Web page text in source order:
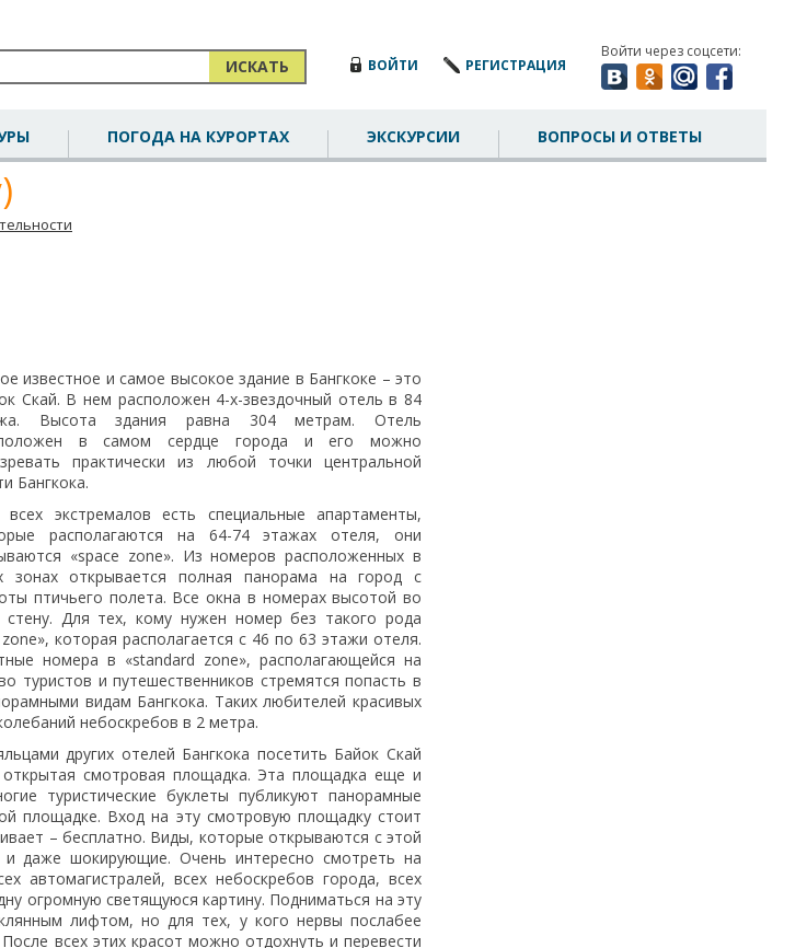
ИСКАТЬ ВОЙТИ РЕГИСТРАЦИЯ
Войти через соцсети:
ПОГОДА НА КУРОРТАХ ЭКСКУРСИИ ВОПРОСЫ И ОТВЕТЫ
известное и самое высокое здание в Бангкоке – это
Скай. В нем расположен 4-х-звездочный отель в 84
Высота здания равна 304 метрам. Отель
в самом сердце города и его можно
практически из любой точки центральной
Бангкока.
всех экстремалов есть специальные апартаменты,
располагаются на 64-74 этажах отеля, они
«space zone». Из номеров расположенных в
зонах открывается полная панорама на город с
птичьего полета. Все окна в номерах высотой во
стену. Для тех, кому нужен номер без такого рода
которая располагается с 46 по 63 этажи отеля.
номера в «standard zone», располагающейся на
и путешественников стремятся попасть в
видам Бангкока. Таких любителей красивых
небоскребов в 2 метра.
других отелей Бангкока посетить Байок Скай
смотровая площадка. Эта площадка еще и
туристические буклеты публикуют панорамные
площадке. Вход на эту смотровую площадку стоит
– бесплатно. Виды, которые открываются с этой
даже шокирующие. Очень интересно смотреть на
автомагистралей, всех небоскребов города, всех
огромную светящуюся картину. Подниматься на эту
лифтом, но для тех, у кого нервы послабее
всех этих красот можно отдохнуть и перевести